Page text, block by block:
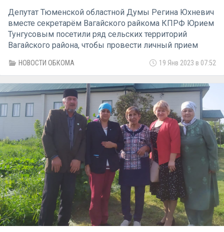
Депутат Тюменской областной Думы Регина Юхневич
вместе секретарём Вагайского райкома КПРФ Юрием
Тунгусовым посетили ряд сельских территорий
Вагайского района, чтобы провести личный прием
НОВОСТИ ОБКОМА 19 Янв 2023 в 07:52